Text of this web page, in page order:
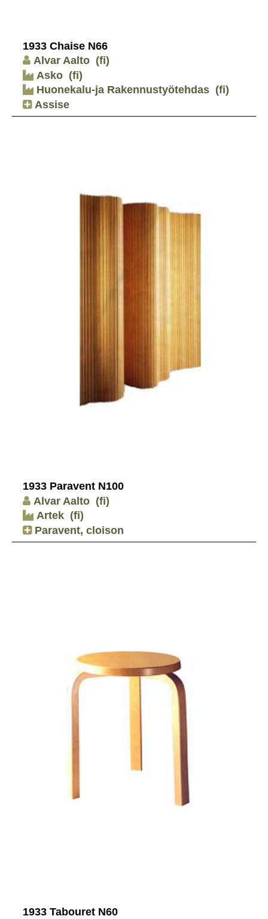
1933 Chaise N66
Alvar Aalto (fi)
Asko (fi)
Huonekalu-ja Rakennustyötehdas (fi)
Assise
1933 Paravent N100
Alvar Aalto (fi)
Artek (fi)
Paravent, cloison
1933 Tabouret N60